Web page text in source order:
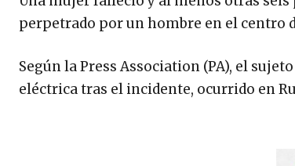
perpetrado por un hombre en el centro
Según la Press Association (PA), el
eléctrica tras el incidente, ocurrido en